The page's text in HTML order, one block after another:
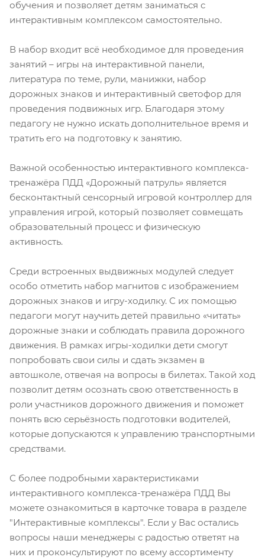
обучения и позволяет детям заниматься с
интерактивным комплексом самостоятельно.
В набор входит всё необходимое для проведения
занятий – игры на интерактивной панели,
литература по теме, рули, манижки, набор
дорожных знаков и интерактивный светофор для
проведения подвижных игр. Благодаря этому
педагогу не нужно искать дополнительное время и
тратить его на подготовку к занятию.
Важной особенностью интерактивного комплекса-
тренажёра ПДД «Дорожный патруль» является
бесконтактный сенсорный игровой контроллер для
управления игрой, который позволяет совмещать
образовательный процесс и физическую
активность.
Среди встроенных выдвижных модулей следует
особо отметить набор магнитов с изображением
дорожных знаков и игру-ходилку. С их помощью
педагоги могут научить детей правильно «читать»
дорожные знаки и соблюдать правила дорожного
движения. В рамках игры-ходилки дети смогут
попробовать свои силы и сдать экзамен в
автошколе, отвечая на вопросы в билетах. Такой ход
позволит детям осознать свою ответственность в
роли участников дорожного движения и поможет
понять всю серьёзность подготовки водителей,
которые допускаются к управлению транспортными
средствами.
С более подробными характеристиками
интерактивного комплекса-тренажёра ПДД Вы
можете ознакомиться в карточке товара в разделе
"Интерактивные комплексы". Если у Вас остались
вопросы наши менеджеры с радостью ответят на
них и проконсультируют по всему ассортименту